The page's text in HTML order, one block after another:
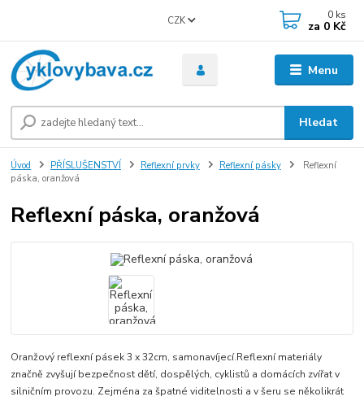
Menu
CZK
Hledat
0 ks
za 0 Kč
Úvod PŘÍSLUŠENSTVÍ Reflexní prvky Reflexní pásky
Reflexní
páska, oranžová
Reflexní páska, oranžová
Oranžový reflexní pásek 3 x 32cm, samonavíjecí.Reflexní materiály
značně zvyšují bezpečnost dětí, dospělých, cyklistů a domácích zvířat v
silničním provozu. Zejména za špatné viditelnosti a v šeru se několikrát